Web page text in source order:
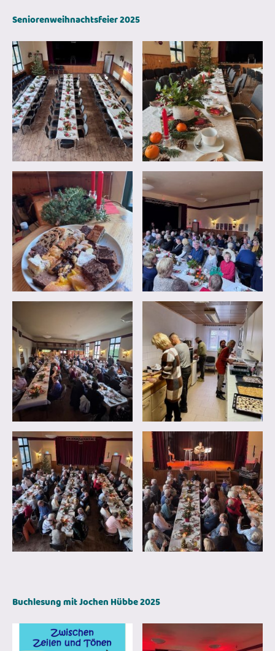
Seniorenweihnachtsfeier 2025
Buchlesung mit Jochen Hübbe 2025